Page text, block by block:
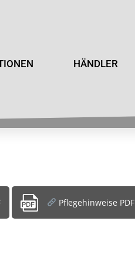
HÄNDLER
Pflegehinweise PDF